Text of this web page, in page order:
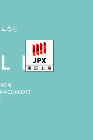
なら
号
号C1909977